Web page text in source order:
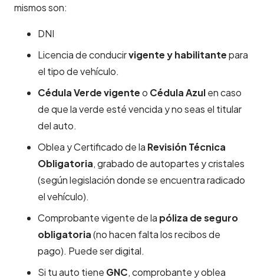
mismos son:
DNI
Licencia de conducirvigente y habilitantepara
el tipo de vehículo.
Cédula Verdevigenteo Cédula Azulen caso
de que la verde esté vencida y no seas el titular
del auto.
Oblea y Certificado de la Revisión Técnica
Obligatoria, grabado de autopartes y cristales
(según legislación donde se encuentra radicado
el vehículo).
Comprobante vigente de la póliza de seguro
obligatoria(no hacen falta los recibos de
pago). Puede ser digital.
Si tu auto tiene GNC, comprobante y oblea